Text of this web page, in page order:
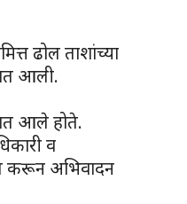
ढोल ताशांच्या
आली.
आले होते.
व
करून अभिवादन